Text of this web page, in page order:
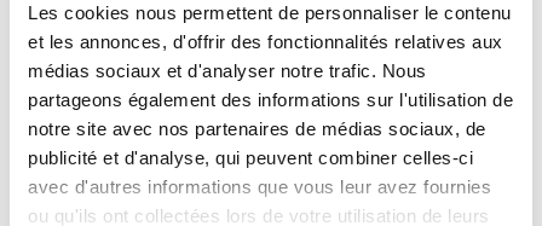
Les cookies nous permettent de personnaliser le contenu
et les annonces, d'offrir des fonctionnalités relatives aux
médias sociaux et d'analyser notre trafic. Nous
partageons également des informations sur l'utilisation de
notre site avec nos partenaires de médias sociaux, de
publicité et d'analyse, qui peuvent combiner celles-ci
avec d'autres informations que vous leur avez fournies
ou qu'ils ont collectées lors de votre utilisation de leurs
Age minimum :20 ans
Années de permis :2 ans
ASSURANCE
Franchise :1000€
Caution :1000 €